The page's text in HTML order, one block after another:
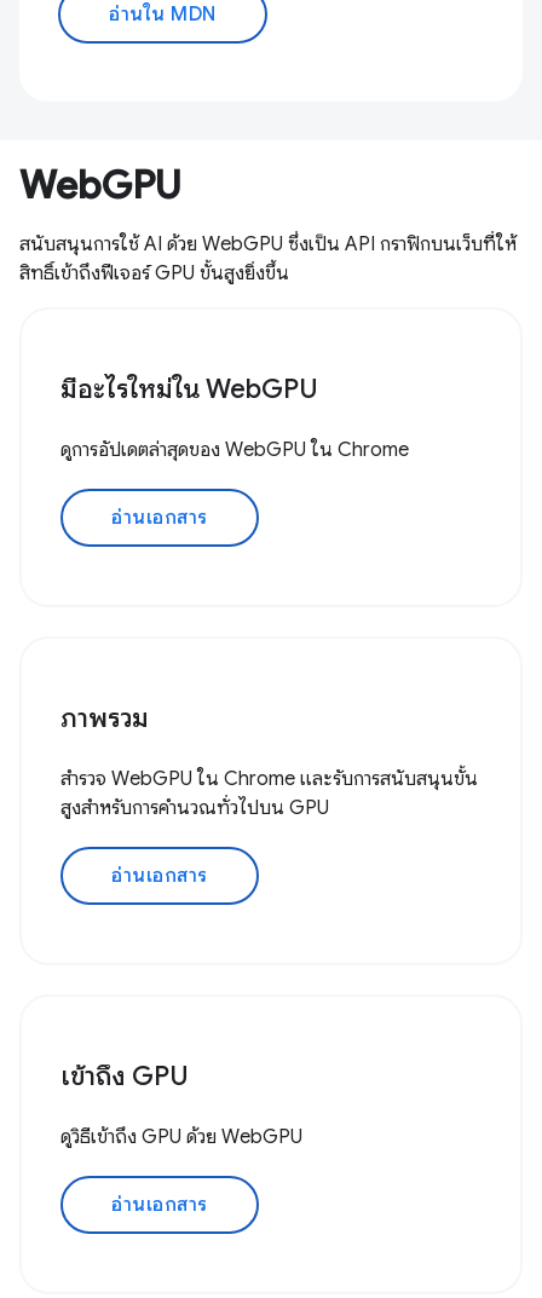
อ่านใน MDN
WebGPU
สนับสนุนการใช้ AI ด้วย WebGPU ซึ่งเป็น API กราฟิกบนเว็บที่ให้
สิทธิ์เข้าถึงฟีเจอร์ GPU ขั้นสูงยิ่งขึ้น
มีอะไรใหม่ใน WebGPU
ดูการอัปเดตล่าสุดของ WebGPU ใน Chrome
อ่านเอกสาร
ภาพรวม
สำรวจ WebGPU ใน Chrome และรับการสนับสนุนขั้น
สูงสำหรับการคำนวณทั่วไปบน GPU
อ่านเอกสาร
เข้าถึง GPU
ดูวิธีเข้าถึง GPU ด้วย WebGPU
อ่านเอกสาร